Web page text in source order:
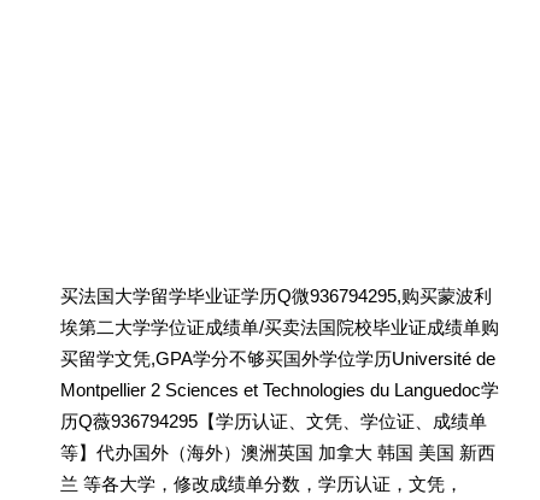
买法国大学留学毕业证学历Q微936794295,购买蒙波利
埃第二大学学位证成绩单/买卖法国院校毕业证成绩单购
买留学文凭,GPA学分不够买国外学位学历Université de
Montpellier 2 Sciences et Technologies du Languedoc学
历Q薇936794295【学历认证、文凭、学位证、成绩单
等】代办国外（海外）澳洲英国 加拿大 韩国 美国 新西
兰 等各大学，修改成绩单分数，学历认证，文凭，